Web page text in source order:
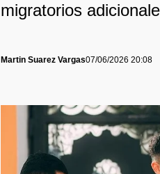
migratorios
Martin Suarez Vargas07/06/2026 20:08